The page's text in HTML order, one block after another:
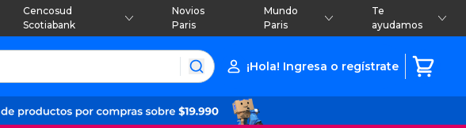
Cencosud
Scotiabank
Novios
Paris
Mundo
Paris
Te
ayudamos
¡Hola! Ingresa o regístrate